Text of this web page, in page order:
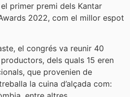
primer premi dels Kantar
2022, com el millor espot
el congrés va reunir 40
dels quals 15 eren
que provenien de
la cuina d’alçada com: